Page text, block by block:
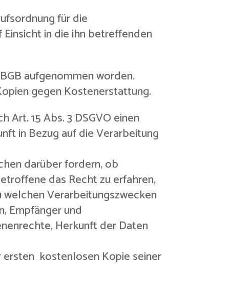
für die
in die ihn betreffenden
aufgenommen worden.
gegen Kostenerstattung.
Art. 15 Abs. 3 DSGVO einen
in Bezug auf die Verarbeitung
darüber fordern, ob
das Recht zu erfahren,
Verarbeitungszwecken
Empfänger und
Herkunft der Daten
ersten kostenlosen Kopie seiner